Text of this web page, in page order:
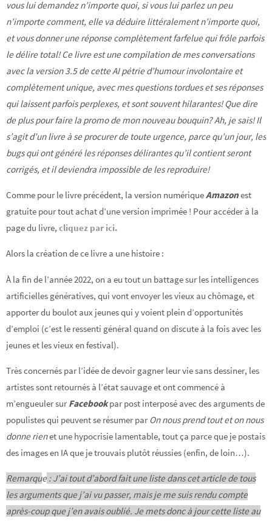
vous lui demandez n’importe quoi, si vous lui parlez un peu
n’importe comment, elle va déduire littéralement n’importe quoi,
et vous donner une réponse complètement farfelue qui frôle parfois
le délire total! Ce livre est une compilation de mes conversations
avec la version 3.5 de cette AI pétrie d’humour involontaire et
complètement unique, avec mes questions tordues et ses réponses
qui laissent parfois perplexes, et sont souvent hilarantes! Que dire
de plus pour faire la promo de mon nouveau bouquin? Ah, je sais! Il
s’agit d’un livre à se procurer de toute urgence, parce qu’un jour, les
bugs qui ont généré les réponses délirantes qu’il contient seront
corrigés, et il deviendra impossible de les reproduire!
Comme pour le livre précédent, la version numériqueAmazonest
gratuite pour tout achat d’une version imprimée ! Pour accéder à la
page du livre, cliquez par ici.
Alors la création de ce livre a une histoire :
À la fin de l’année 2022, on a eu tout un battage sur les intelligences
artificielles génératives, qui vont envoyer les vieux au chômage, et
apporter du boulot aux jeunes qui y voient plein d’opportunités
d’emploi (c’est le ressenti général quand on discute à la fois avec les
jeunes et les vieux en festival).
Très concernés par l’idée de devoir gagner leur vie sans dessiner, les
artistes sont retournés à l’état sauvage et ont commencé à
m’engueuler sur Facebookpar post interposé avec des arguments de
populistes qui peuvent se résumer par On nous prend tout et on nous
donne rienet une hypocrisie lamentable, tout ça parce que je postais
des images en IA que je trouvais plutôt réussies (enfin, de loin…).
Remarque : J’ai tout d’abord fait une liste dans cet article de tous
les arguments que j’ai vu passer, mais je me suis rendu compte
après-coup que j’en avais oublié. Je mets donc à jour cette liste au